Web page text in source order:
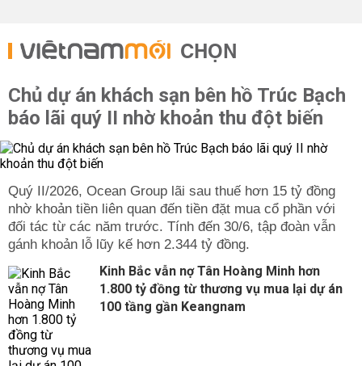
CHỌN
Chủ dự án khách sạn bên hồ Trúc Bạch
báo lãi quý II nhờ khoản thu đột biến
Quý II/2026, Ocean Group lãi sau thuế hơn 15 tỷ đồng
nhờ khoản tiền liên quan đến tiền đặt mua cổ phần với
đối tác từ các năm trước. Tính đến 30/6, tập đoàn vẫn
gánh khoản lỗ lũy kế hơn 2.344 tỷ đồng.
Kinh Bắc vẫn nợ Tân Hoàng Minh hơn
1.800 tỷ đồng từ thương vụ mua lại dự án
100 tầng gần Keangnam